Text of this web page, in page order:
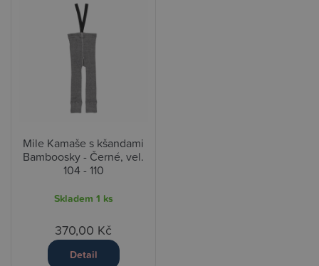
Mile Kamaše s kšandami
Bamboosky - Černé, vel.
104 - 110
Skladem 1 ks
370,00 Kč
Detail